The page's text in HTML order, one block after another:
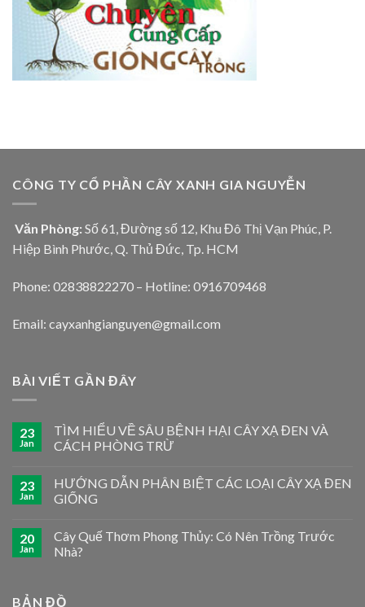
CÔNG TY CỔ PHẦN CÂY XANH GIA NGUYỄN
Văn Phòng: Số 61, Đường số 12, Khu Đô Thị Vạn Phúc, P.
Hiệp Bình Phước, Q. Thủ Đức, Tp. HCM
Phone: 02838822270 – Hotline: 0916709468
Email: cayxanhgianguyen@gmail.com
BÀI VIẾT GẦN ĐÂY
23
Jan
TÌM HIỂU VỀ SÂU BỆNH HẠI CÂY XẠ ĐEN VÀ
CÁCH PHÒNG TRỪ
23
Jan
HƯỚNG DẪN PHÂN BIỆT CÁC LOẠI CÂY XẠ ĐEN
GIỐNG
20
Jan
Cây Quế Thơm Phong Thủy: Có Nên Trồng Trước
Nhà?
BẢN ĐỒ